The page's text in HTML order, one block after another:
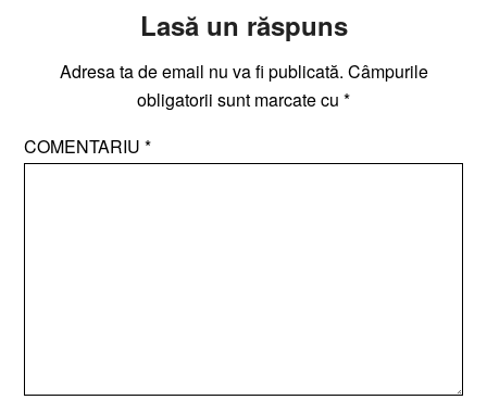
Lasă un răspuns
Adresa ta de email nu va fi publicată. Câmpurile
obligatorii sunt marcate cu *
COMENTARIU*